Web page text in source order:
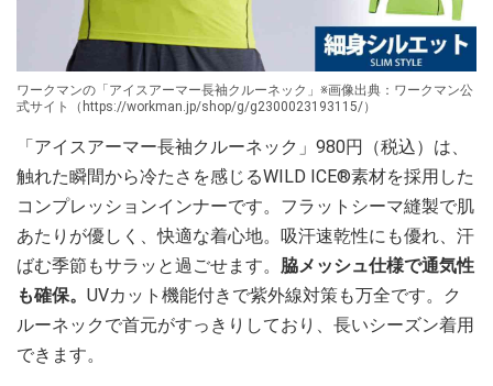
ワークマンの「アイスアーマー長袖クルーネック」※画像出典：ワークマン公
式サイト（https://workman.jp/shop/g/g2300023193115/）
「アイスアーマー長袖クルーネック」980円（税込）は、
触れた瞬間から冷たさを感じるWILD ICE®素材を採用した
コンプレッションインナーです。フラットシーマ縫製で肌
あたりが優しく、快適な着心地。吸汗速乾性にも優れ、汗
ばむ季節もサラッと過ごせます。 脇メッシュ仕様で通気性
も確保。 UVカット機能付きで紫外線対策も万全です。ク
ルーネックで首元がすっきりしており、長いシーズン着用
できます。